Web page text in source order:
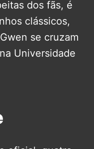
dos fãs, é
clássicos,
se cruzam
Universidade